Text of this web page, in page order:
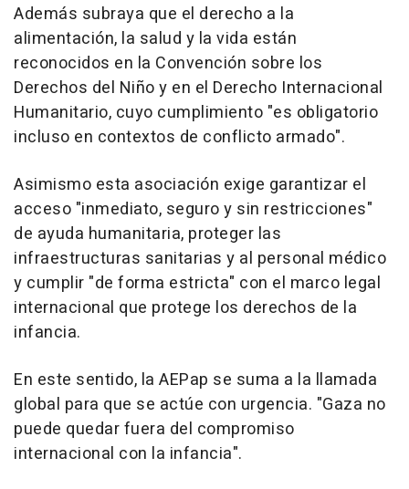
Además subraya que el derecho a la
alimentación, la salud y la vida están
reconocidos en la Convención sobre los
Derechos del Niño y en el Derecho Internacional
Humanitario, cuyo cumplimiento "es obligatorio
incluso en contextos de conflicto armado".
Asimismo esta asociación exige garantizar el
acceso "inmediato, seguro y sin restricciones"
de ayuda humanitaria, proteger las
infraestructuras sanitarias y al personal médico
y cumplir "de forma estricta" con el marco legal
internacional que protege los derechos de la
infancia.
En este sentido, la AEPap se suma a la llamada
global para que se actúe con urgencia. "Gaza no
puede quedar fuera del compromiso
internacional con la infancia".